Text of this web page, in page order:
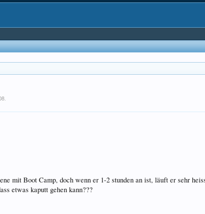
mit Boot Camp, doch wenn er 1-2 stunden an ist, läuft er sehr
etwas kaputt gehen kann???